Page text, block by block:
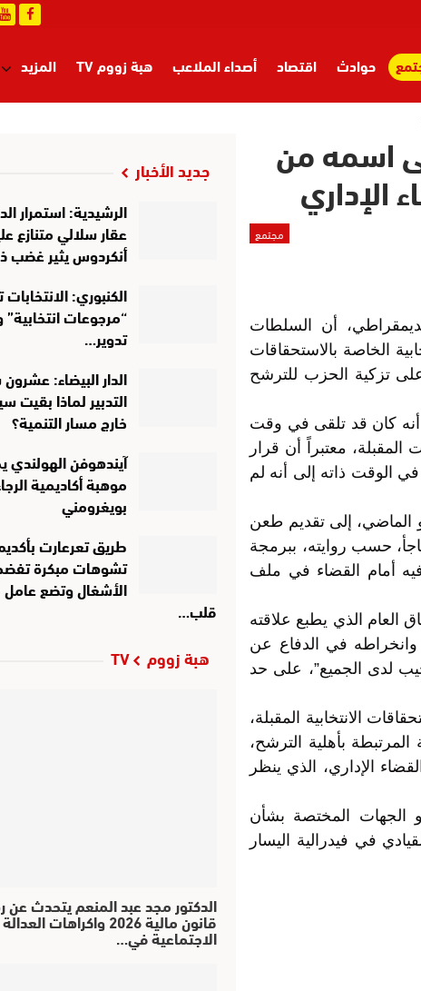
حوادث اقتصاد أصداء الملاعب هبة زووم TV المزيد
اسمه من
الإداري
مجتمع
أن السلطات
الخاصة بالاستحقاقات
تزكية الحزب للترشح
كان قد تلقى في وقت
معتبراً أن قرار
الوقت ذاته إلى أنه لم
في فيدرالية اليسار الديمقراطي أنه بادر، يوم 24 يونيو الماضي، إلى تقديم طعن
حسب روايته، ببرمجة
يمثل فيه أمام القضاء في ملف
العام الذي يطبع علاقته
في الدفاع عن
لدى الجميع”، على حد
الانتخابية المقبلة،
المرتبطة بأهلية الترشح،
الإداري، الذي ينظر
المختصة بشأن
في فيدرالية اليسار
جديد الأخبار
الرشيدية: استمرار
عقار سلالي متنازع
أنكردوس يثير
الكنبوري:
“مرجوعات انتخابية”
تدوير…
الدار البيضاء:
التدبير لماذا
خارج مسار التنمية؟
آيندهوفن
موهبة أكاديمية
بويغرومني
طريق تعرعارت
تشوهات مبكرة
الأشغال وتضع
قلب…
هبة زووم TV
الدكتور مجد عبد المنعم يتحدث عن
قانون مالية 2026 واكراهات العدالة
الاجتماعية في…